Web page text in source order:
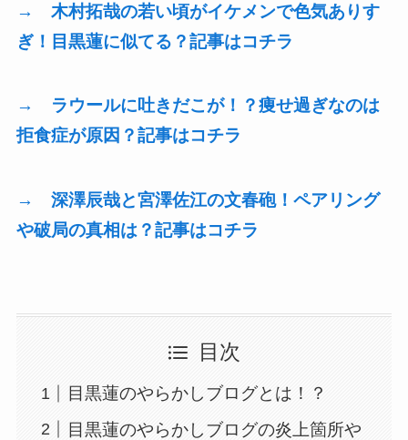
→ 木村拓哉の若い頃がイケメンで色気ありす
ぎ！目黒蓮に似てる？記事はコチラ
→ ラウールに吐きだこが！？痩せ過ぎなのは
拒食症が原因？記事はコチラ
→ 深澤辰哉と宮澤佐江の文春砲！ペアリング
や破局の真相は？記事はコチラ
目次
目黒蓮のやらかしブログとは！？
目黒蓮のやらかしブログの炎上箇所や